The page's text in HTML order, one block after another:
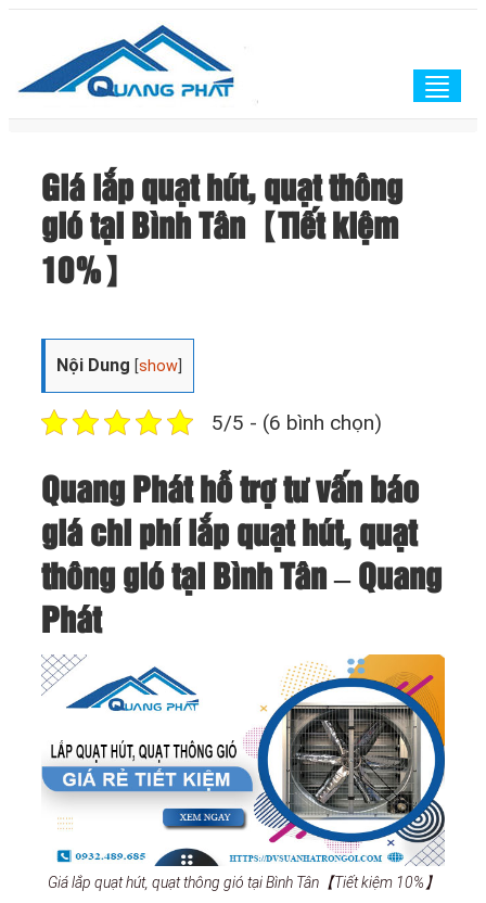
Giá lắp quạt hút, quạt thông
gió tại Bình Tân【Tiết kiệm
10%】
Nội Dung [show
5/5 - (6 bình chọn)
Quang Phát hỗ trợ tư vấn báo
giá chi phí lắp quạt hút, quạt
thông gió tại Bình Tân – Quang
Phát
Giá lắp quạt hút, quạt thông gió tại Bình Tân【Tiết kiệm 10%】